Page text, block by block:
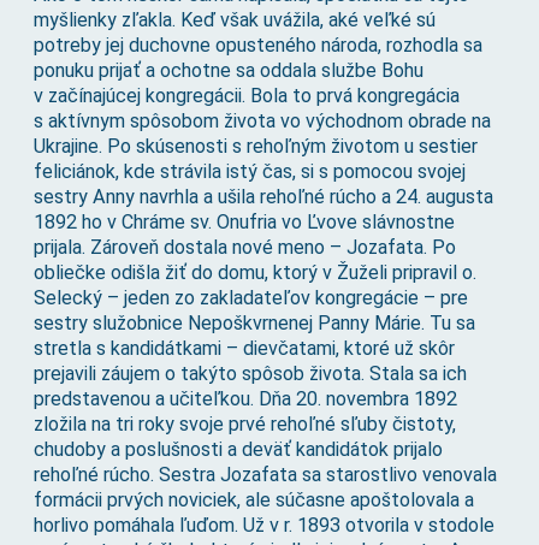
myšlienky zľakla. Keď však uvážila, aké veľké sú
potreby jej duchovne opusteného národa, rozhodla sa
ponuku prijať a ochotne sa oddala službe Bohu
v začínajúcej kongregácii. Bola to prvá kongregácia
s aktívnym spôsobom života vo východnom obrade na
Ukrajine. Po skúsenosti s rehoľným životom u sestier
feliciánok, kde strávila istý čas, si s pomocou svojej
sestry Anny navrhla a ušila rehoľné rúcho a 24. augusta
1892 ho v Chráme sv. Onufria vo Ľvove slávnostne
prijala. Zároveň dostala nové meno – Jozafata. Po
obliečke odišla žiť do domu, ktorý v Žuželi pripravil o.
Selecký – jeden zo zakladateľov kongregácie – pre
sestry služobnice Nepoškvrnenej Panny Márie. Tu sa
stretla s kandidátkami – dievčatami, ktoré už skôr
prejavili záujem o takýto spôsob života. Stala sa ich
predstavenou a učiteľkou. Dňa 20. novembra 1892
zložila na tri roky svoje prvé rehoľné sľuby čistoty,
chudoby a poslušnosti a deväť kandidátok prijalo
rehoľné rúcho. Sestra Jozafata sa starostlivo venovala
formácii prvých noviciek, ale súčasne apoštolovala a
horlivo pomáhala ľuďom. Už v r. 1893 otvorila v stodole